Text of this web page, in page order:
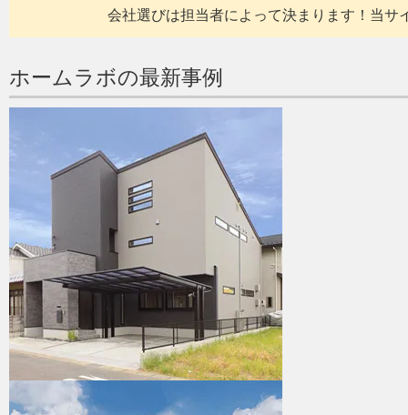
会社選びは担当者によって決まります！当サ
ホームラボの最新事例